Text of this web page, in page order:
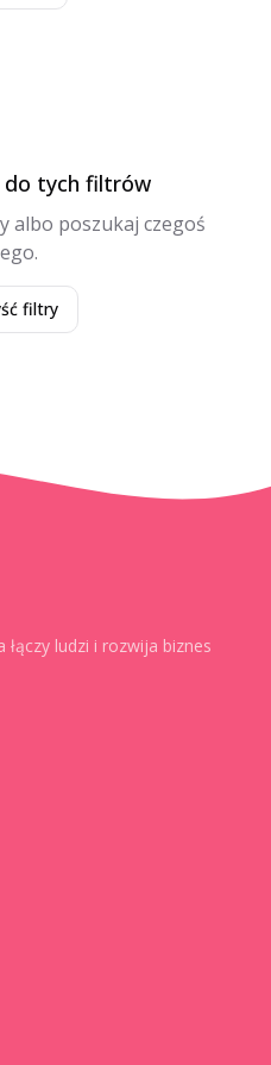
do tych filtrów
albo poszukaj czegoś
filtry
ludzi i rozwija biznes